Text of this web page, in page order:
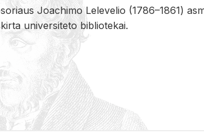
Jo­a­chi­mo Le­le­ve­lio (1786–1861)
uni­ver­si­te­to bi­b­lio­te­kai.